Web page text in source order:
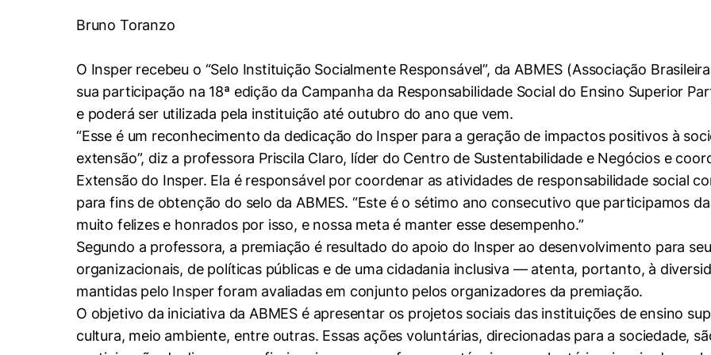
Hub de Inovação e
Women in Action
Trabalhe conosco
Sala de Imprensa
Repositório Institucional
Pesquisa na Graduação
Seminários Acadêmicos
Comitê de Ética em
Pesquisa
Instagram
Linkedin
Bruno Toranzo
O Insper recebeu o “Selo Instituição Socialmente Responsável”, da ABMES (Associação
sua participação na 18ª edição da Campanha da Responsabilidade Social do Ensino Superior
e poderá ser utilizada pela instituição até outubro do ano que vem.
“Esse é um reconhecimento da dedicação do Insper para a geração de impactos positivos à
extensão”, diz a professora Priscila Claro, líder do Centro de Sustentabilidade e Negócios e
Extensão do Insper. Ela é responsável por coordenar as atividades de responsabilidade social
para fins de obtenção do selo da ABMES. “Este é o sétimo ano consecutivo que participamos
muito felizes e honrados por isso, e nossa meta é manter esse desempenho.”
Segundo a professora, a premiação é resultado do apoio do Insper ao desenvolvimento para
organizacionais, de políticas públicas e de uma cidadania inclusiva — atenta, portanto, à
mantidas pelo Insper foram avaliadas em conjunto pelos organizadores da premiação.
O objetivo da iniciativa da ABMES é apresentar os projetos sociais das instituições de ensino
cultura, meio ambiente, entre outras. Essas ações voluntárias, direcionadas para a sociedade,